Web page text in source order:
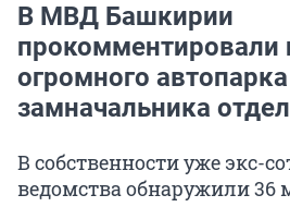
В МВД Башкирии
прокомментировали
огромного
замначальника
В собственности уже экс-
ведомства обнаружили 36